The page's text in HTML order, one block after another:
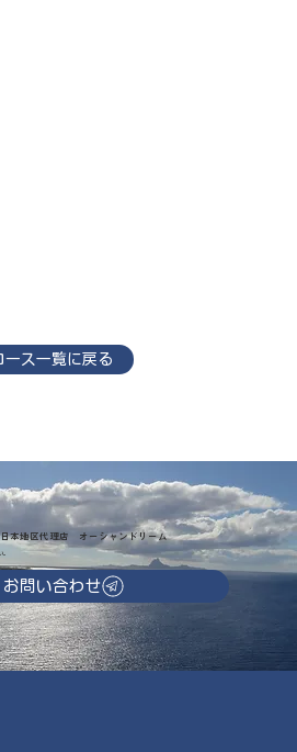
ース一覧に戻る
本地区代理店 オーシャンドリーム
。
お問い合わせ